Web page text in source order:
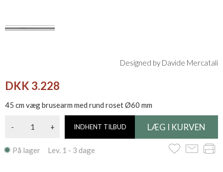
Designed by Davide Mercatali
DKK 3.228
45 cm væg brusearm med rund roset Ø60 mm
- + INDHENT TILBUD
På lager Lev. 1 - 3 dage